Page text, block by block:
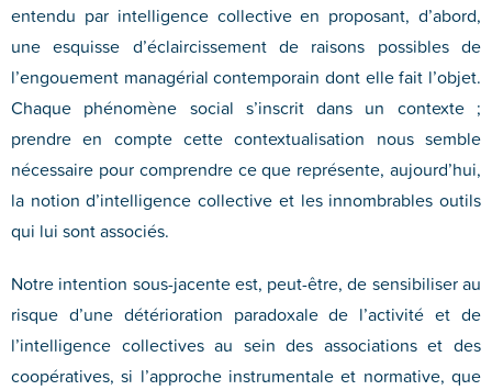
entendu par intelligence collective en proposant, d’abord,
une esquisse d’éclaircissement de raisons possibles de
l’engouement managérial contemporain dont elle fait l’objet.
Chaque phénomène social s’inscrit dans un contexte ;
prendre en compte cette contextualisation nous semble
nécessaire pour comprendre ce que représente, aujourd’hui,
la notion d’intelligence collective et les innombrables outils
qui lui sont associés.
Notre intention sous-jacente est, peut-être, de sensibiliser au
risque d’une détérioration paradoxale de l’activité et de
l’intelligence collectives au sein des associations et des
coopératives, si l’approche instrumentale et normative, que